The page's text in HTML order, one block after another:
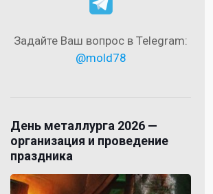
Задайте Ваш вопрос в Telegram:
@mold78
День металлурга 2026 —
организация и проведение
праздника